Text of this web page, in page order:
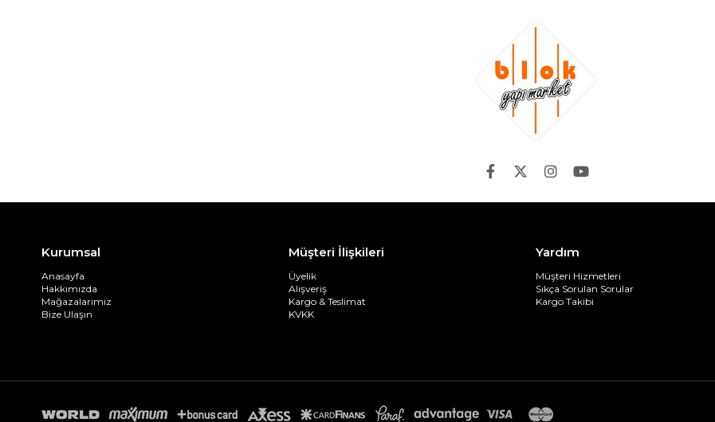
Kurumsal
Anasayfa
Hakkımızda
Mağazalarımız
Bize Ulaşın
Müşteri İlişkileri
Üyelik
Alışveriş
Kargo & Teslimat
KVKK
Yardım
Müşteri Hizmetleri
Sıkça Sorulan Sorular
Kargo Takibi